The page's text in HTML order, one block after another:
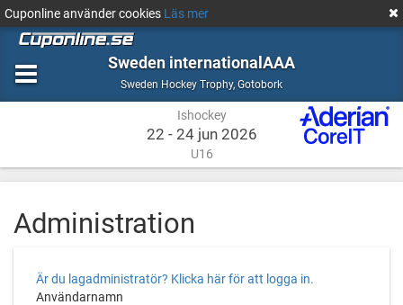
Cuponline använder cookies Läs mer
Sweden internationalAAA
Sweden Hockey Trophy, Ishockey
GotoborkGotobork
Ishockey
22 - 24 jun 2026
U16
Administration
Är du lagadministratör? Klicka här för att logga in.
Användarnamn